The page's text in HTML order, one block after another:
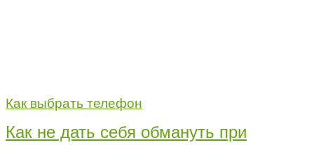
Как выбрать телефон
Как не дать себя обмануть при